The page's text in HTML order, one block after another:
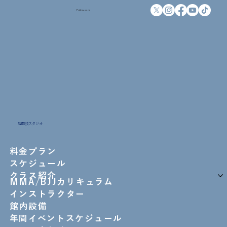
Follow us on
格闘技スタジオ
料金プラン
スケジュール
クラス紹介
MMA/BJJカリキュラム
インストラクター
館内設備
年間イベントスケジュール